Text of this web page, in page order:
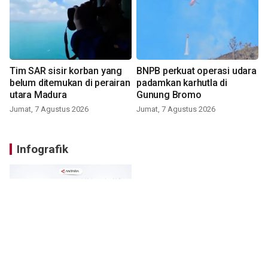
Tim SAR sisir korban yang
belum ditemukan di perairan
utara Madura
Jumat, 7 Agustus 2026
BNPB perkuat operasi udara
padamkan karhutla di
Gunung Bromo
Jumat, 7 Agustus 2026
Infografik